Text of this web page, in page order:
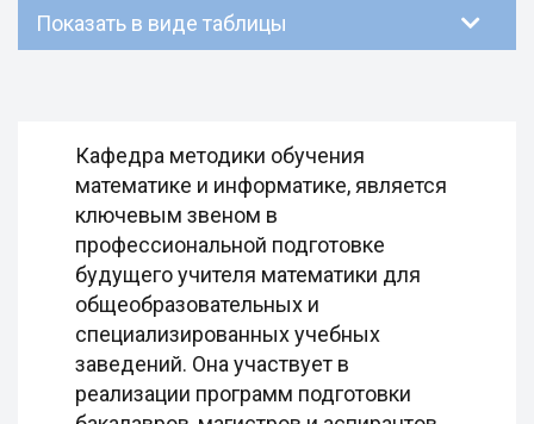
Показать в виде таблицы
Кафедра методики обучения
математике и информатике, является
ключевым звеном в
профессиональной подготовке
будущего учителя математики для
общеобразовательных и
специализированных учебных
заведений. Она участвует в
реализации программ подготовки